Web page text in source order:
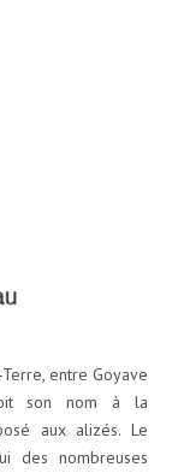
entre Goyave
son nom à la
aux alizés. Le
des nombreuses